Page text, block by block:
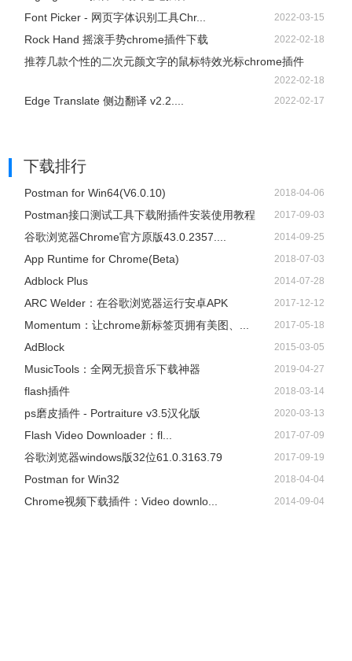
Font Picker - 网页字体识别工具Chr... 2022-03-15
Rock Hand 摇滚手势chrome插件下载 2022-02-18
推荐几款个性的二次元颜文字的鼠标特效光标chrome插件
2022-02-18
Edge Translate 侧边翻译 v2.2.... 2022-02-17
下载排行
Postman for Win64(V6.0.10) 2018-04-06
Postman接口测试工具下载附插件安装使用教程 2017-09-03
谷歌浏览器Chrome官方原版43.0.2357.... 2014-09-25
App Runtime for Chrome(Beta) 2018-07-03
Adblock Plus 2014-07-28
ARC Welder：在谷歌浏览器运行安卓APK 2017-12-12
Momentum：让chrome新标签页拥有美图、... 2017-05-18
AdBlock 2015-03-05
​MusicTools：全网无损音乐下载神器 2019-04-27
flash插件 2018-03-14
ps磨皮插件 - Portraiture v3.5汉化版 2020-03-13
Flash Video Downloader：fl... 2017-07-09
谷歌浏览器windows版32位61.0.3163.79 2017-09-19
Postman for Win32 2018-04-04
Chrome视频下载插件：Video downlo... 2014-09-04